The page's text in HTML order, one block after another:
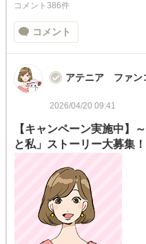
コメント386件
コメント
アテニア ファン
2026/04/20 09:41
【キャンペーン実施中】
と私」ストーリー大募集！